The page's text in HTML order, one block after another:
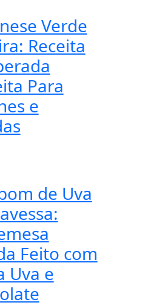
Verde
Receita
Para
e
de Uva
Feito com
Uva e